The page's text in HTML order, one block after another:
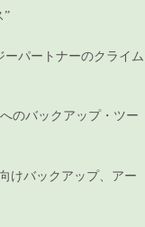
”
ーパートナーのクライム
のバックアップ・ツー
けバックアップ、アー